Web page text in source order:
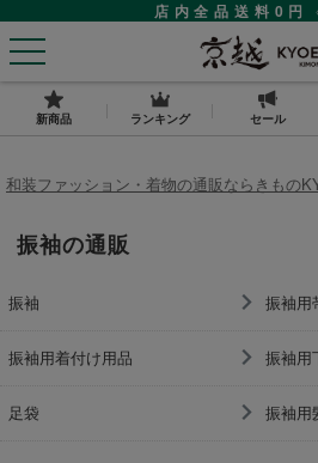
店内全品送料0円
新商品 ランキング セール
和装ファッション・着物の通販ならきもの
振袖の通販
振袖 振袖用
振袖用着付け用品 振袖用
足袋 振袖用